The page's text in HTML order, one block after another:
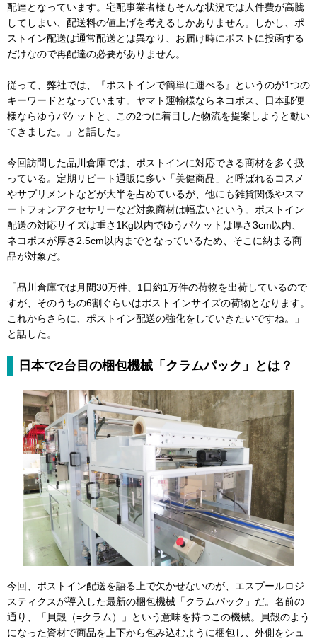
配達となっています。宅配事業者様もそんな状況では人件費が高騰
してしまい、配送料の値上げを考えるしかありません。しかし、ポ
ストイン配送は通常配送とは異なり、お届け時にポストに投函する
だけなので再配達の必要がありません。
従って、弊社では、『ポストインで簡単に運べる』というのが1つの
キーワードとなっています。ヤマト運輸様ならネコポス、日本郵便
様ならゆうパケットと、この2つに着目した物流を提案しようと動い
てきました。」と話した。
今回訪問した品川倉庫では、ポストインに対応できる商材を多く扱
っている。定期リピート通販に多い「美健商品」と呼ばれるコスメ
やサプリメントなどが大半を占めているが、他にも雑貨関係やスマ
ートフォンアクセサリーなど対象商材は幅広いという。ポストイン
配送の対応サイズは重さ1Kg以内でゆうパケットは厚さ3cm以内、
ネコポスが厚さ2.5cm以内までとなっているため、そこに納まる商
品が対象だ。
「品川倉庫では月間30万件、1日約1万件の荷物を出荷しているので
すが、そのうちの6割ぐらいはポストインサイズの荷物となります。
これからさらに、ポストイン配送の強化をしていきたいですね。」
と話した。
日本で2台目の梱包機械「クラムパック」とは？
今回、ポストイン配送を語る上で欠かせないのが、エスプールロジ
スティクスが導入した最新の梱包機械「クラムパック」だ。名前の
通り、「貝殻（=クラム）」という意味を持つこの機械。貝殻のよう
になった資材で商品を上下から包み込むように梱包し、外側をシュ